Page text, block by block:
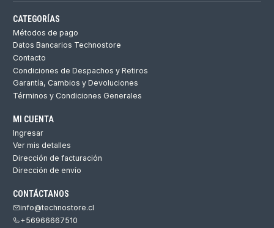
CATEGORÍAS
Métodos de pago
Datos Bancarios Technostore
Contacto
Condiciones de Despachos y Retiros
Garantía, Cambios y Devoluciones
Términos y Condiciones Generales
MI CUENTA
Ingresar
Ver mis detalles
Dirección de facturación
Dirección de envío
CONTÁCTANOS
info@technostore.cl
+56966667510